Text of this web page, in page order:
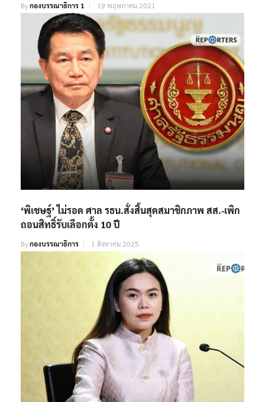
Byกองบรรณาธิการ 1 19 พฤษภาคม 2021
‘พิเชษฐ์’ ไม่รอด ศาล รธน.สั่งสิ้นสุดสมาชิกภาพ สส.-เพิก
ถอนสิทธิ์รับเลือกตั้ง 10 ปี
Byกองบรรณาธิการ 1 สิงหาคม 2025